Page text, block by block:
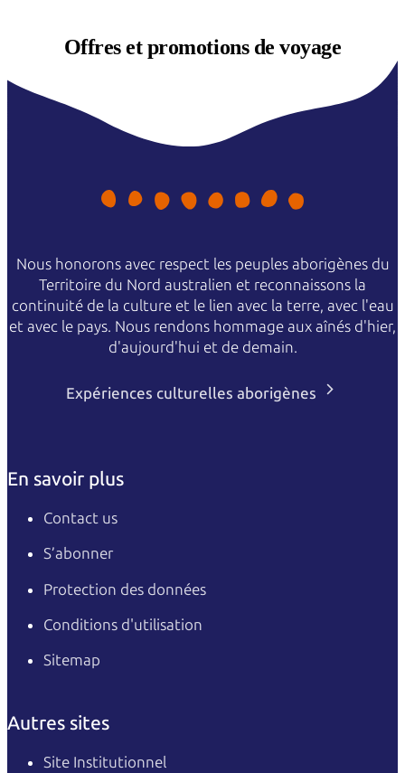
Offres etpromotions de voyage
Nous honorons avec respect les peuples aborigènes du
Territoire du Nord australien et reconnaissons la
continuité de la culture et le lien avec la terre, avec l'eau
et avec le pays. Nous rendons hommage aux aînés d'hier,
d'aujourd'hui et de demain.
Expériences culturelles aborigènes
En savoir plus
Contact us
S’abonner
Protection des données
Conditions d'utilisation
Sitemap
Autres sites
Site Institutionnel